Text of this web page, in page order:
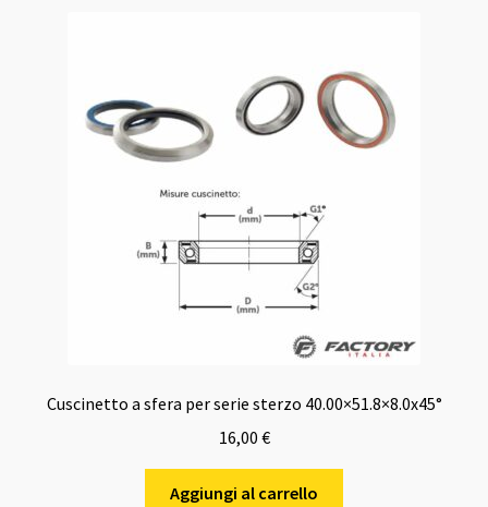
Cuscinetto a sfera per serie sterzo 40.00×51.8×8.0x45°
16,00 €
Aggiungi al carrello